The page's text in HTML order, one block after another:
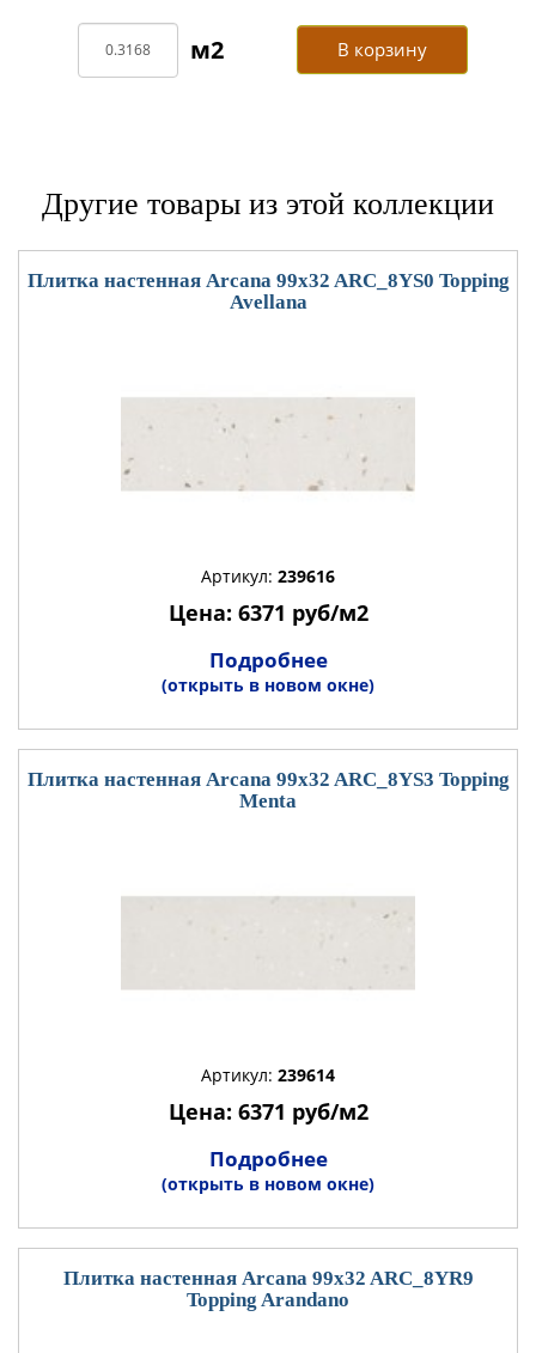
В корзину
Другие товары из этой коллекции
Плитка настенная Arcana 99x32 ARC_8YS0 Topping
Avellana
Артикул: 239616
Цена: 6371 руб/м2
Подробнее
(открыть в новом окне)
Плитка настенная Arcana 99x32 ARC_8YS3 Topping
Menta
Артикул: 239614
Цена: 6371 руб/м2
Подробнее
(открыть в новом окне)
Плитка настенная Arcana 99x32 ARC_8YR9
Topping Arandano